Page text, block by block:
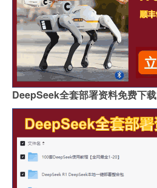
DeepSeek全套部署资料免费下载